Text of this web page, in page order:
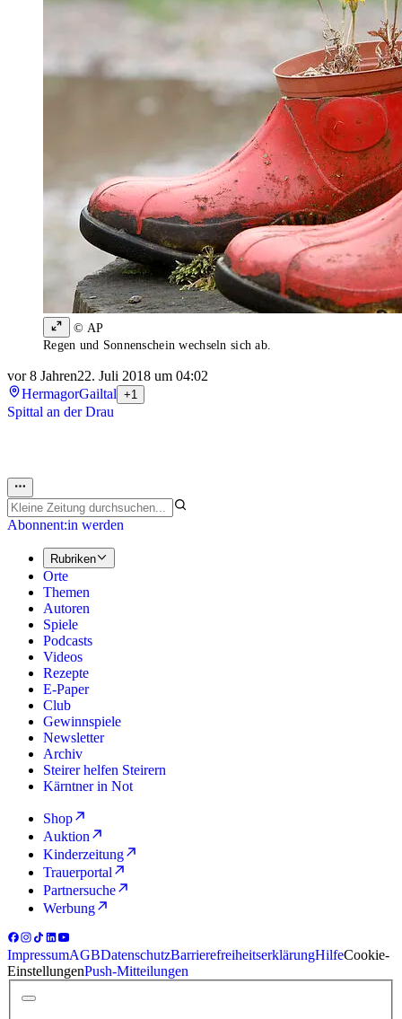
© AP
Regen und Sonnenschein wechseln sich ab.
vor 8 Jahren22. Juli 2018 um 04:02
HermagorGailtal +1
Spittal an der Drau
Abonnent:in werden
Rubriken
Orte
Themen
Autoren
Spiele
Podcasts
Videos
Rezepte
E-Paper
Club
Gewinnspiele
Newsletter
Archiv
Steirer helfen Steirern
Kärntner in Not
Shop
Auktion
Kinderzeitung
Trauerportal
Partnersuche
Werbung
ImpressumAGBDatenschutzBarrierefreiheitserklärungHilfeCookie-
EinstellungenPush-Mitteilungen